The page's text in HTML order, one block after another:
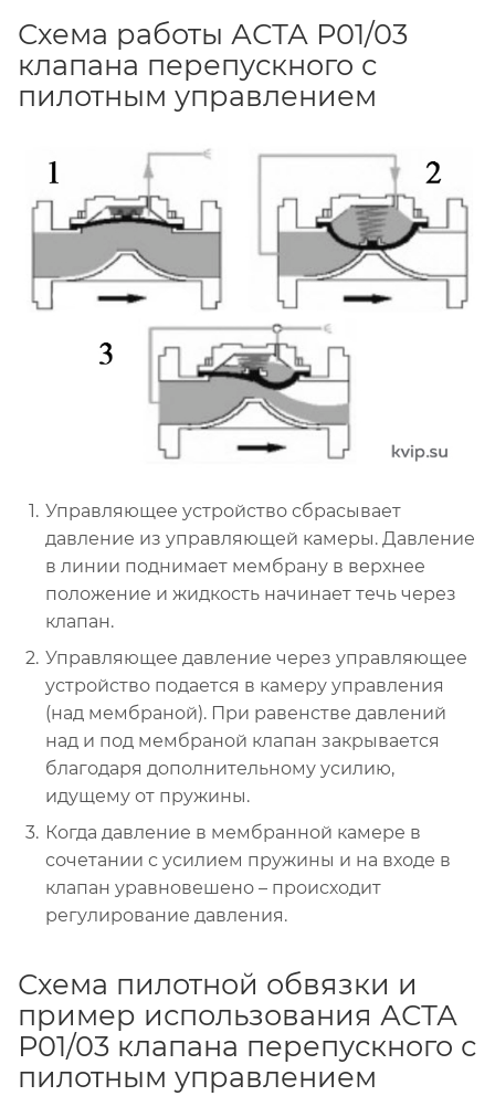
Схема работы АСТА Р01/03
клапана перепускного с
пилотным управлением
Управляющее устройство сбрасывает
давление из управляющей камеры. Давление
в линии поднимает мембрану в верхнее
положение и жидкость начинает течь через
клапан.
Управляющее давление через управляющее
устройство подается в камеру управления
(над мембраной). При равенстве давлений
над и под мембраной клапан закрывается
благодаря дополнительному усилию,
идущему от пружины.
Когда давление в мембранной камере в
сочетании с усилием пружины и на входе в
клапан уравновешено – происходит
регулирование давления.
Схема пилотной обвязки и
пример использования АСТА
Р01/03 клапана перепускного с
пилотным управлением